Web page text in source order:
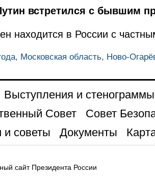
встретился с бывшим
находится в России с
Московская область, Ново-
Выступления и стенограммы
Совет
Совет
и советы
Документы
сайт Президента России